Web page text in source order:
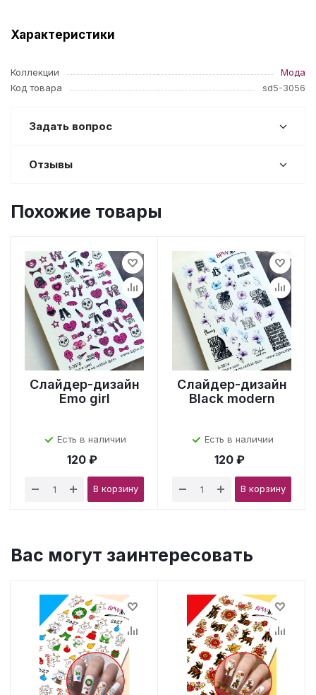
Характеристики
Коллекции
Мода
Код товара
sd5-3056
Задать вопрос
Отзывы
Похожие товары
Слайдер-дизайн
Emo girl
Есть в наличии
120 ₽
В корзину
Слайдер-дизайн
Black modern
Есть в наличии
120 ₽
В корзину
Вас могут заинтересовать